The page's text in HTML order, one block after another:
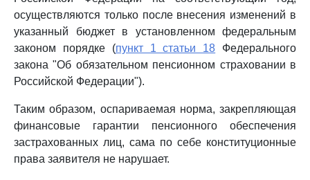
осуществляются только после внесения изменений в
указанный бюджет в установленном федеральным
законом порядке (пункт 1 статьи 18 Федерального
закона "Об обязательном пенсионном страховании в
Российской Федерации").
Таким образом, оспариваемая норма, закрепляющая
финансовые гарантии пенсионного обеспечения
застрахованных лиц, сама по себе конституционные
права заявителя не нарушает.